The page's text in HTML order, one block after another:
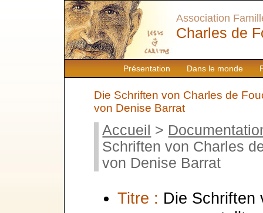
Présentation Dans le monde
Association
Charles de
Die Schriften von Charles de
von Denise Barrat
Accueil >
Schriften von Charles
von Denise Barrat
Titre : Die Schriften